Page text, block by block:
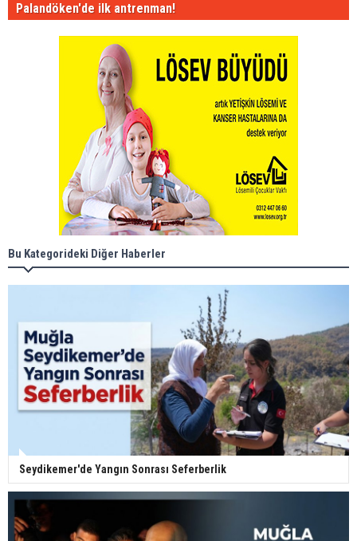
Palandöken'de ilk antrenman!
Bu Kategorideki Diğer Haberler
Seydikemer'de Yangın Sonrası Seferberlik